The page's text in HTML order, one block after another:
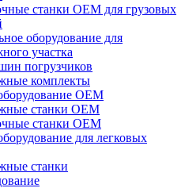
станки ОЕМ для грузовых
оборудование для
участка
погрузчиков
комплекты
ОЕМ
станки ОЕМ
станки ОЕМ
для легковых
станки